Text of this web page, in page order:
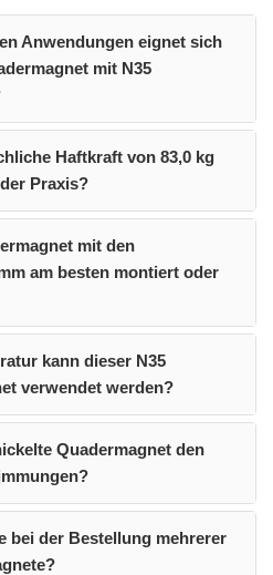
Anwendungen eignet sich
mit N35
Haftkraft von 83,0 kg
Praxis?
mit den
am besten montiert oder
kann dieser N35
verwendet werden?
Quadermagnet den
bei der Bestellung mehrerer